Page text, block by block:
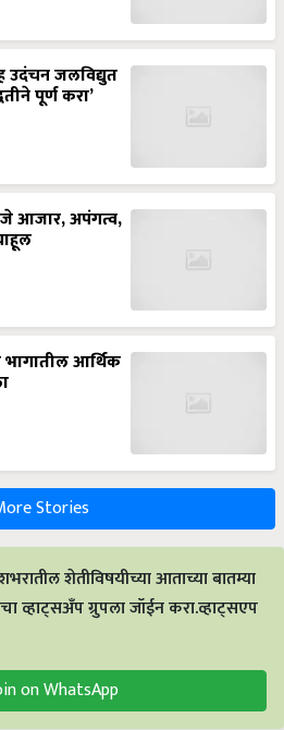
उदंचन जलविद्युत
पूर्ण करा’
आजार, अपंगत्व,
भागातील आर्थिक
Stories
शेतीविषयीच्या आताच्या बातम्या
व्हाट्सअँप ग्रुपला जॉईन करा.व्हाट्सएप
on WhatsApp